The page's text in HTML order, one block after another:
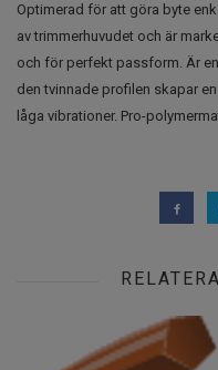
Optimerad för att göra byte
av trimmerhuvudet och är
och för perfekt passform. Är
den tvinnade profilen skapar
låga vibrationer. Pro-